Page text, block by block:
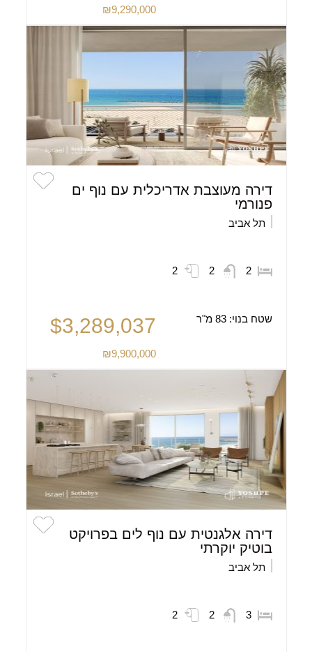
₪9,290,000
דירה מעוצבת אדריכלית עם נוף ים
פנורמי
תל אביב
2
2
2
שטח בנוי:83 מ"ר $3,289,037
₪9,900,000
דירה אלגנטית עם נוף לים בפרויקט
בוטיק יוקרתי
תל אביב
3
2
2